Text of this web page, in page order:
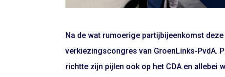
Na de wat rumoerige partijbijeenkomst
verkiezingscongres van GroenLinks-PvdA.
richtte zijn pijlen ook op het CDA en allebei